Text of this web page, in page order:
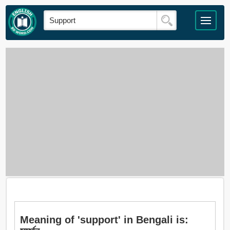
Meaning of 'support' in Bengali is: